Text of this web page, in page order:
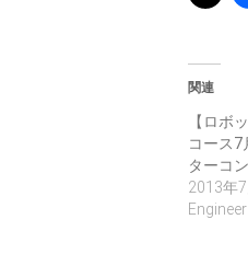
関連
【ロボ
コース7
ターコ
2013年
Engineer